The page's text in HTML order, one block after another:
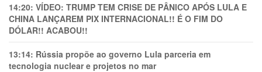
14:20: VÍDEO: TRUMP TEM CRlSE DE PÂNlCO APÓS LULA E
CHINA LANÇAREM PIX INTERNACIONAL!! É O FIM DO
DÓLAR!! ACABOU!!
13:14: Rússia propõe ao governo Lula parceria em
tecnologia nuclear e projetos no mar